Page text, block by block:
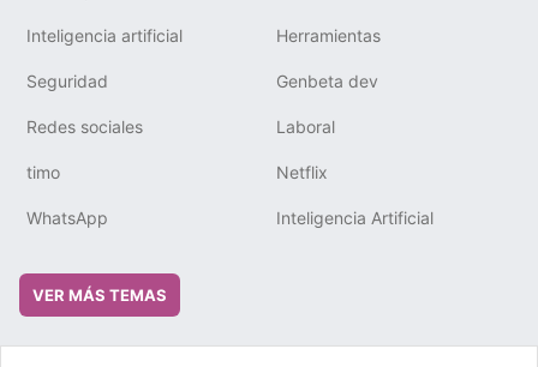
Inteligencia artificial Herramientas
Seguridad Genbeta dev
Redes sociales Laboral
timo Netflix
WhatsApp Inteligencia Artificial
VER MÁS TEMAS